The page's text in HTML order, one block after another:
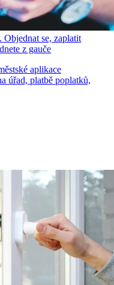
se, zaplatit
z gauče
aplikace
úřad, platbě poplatků,